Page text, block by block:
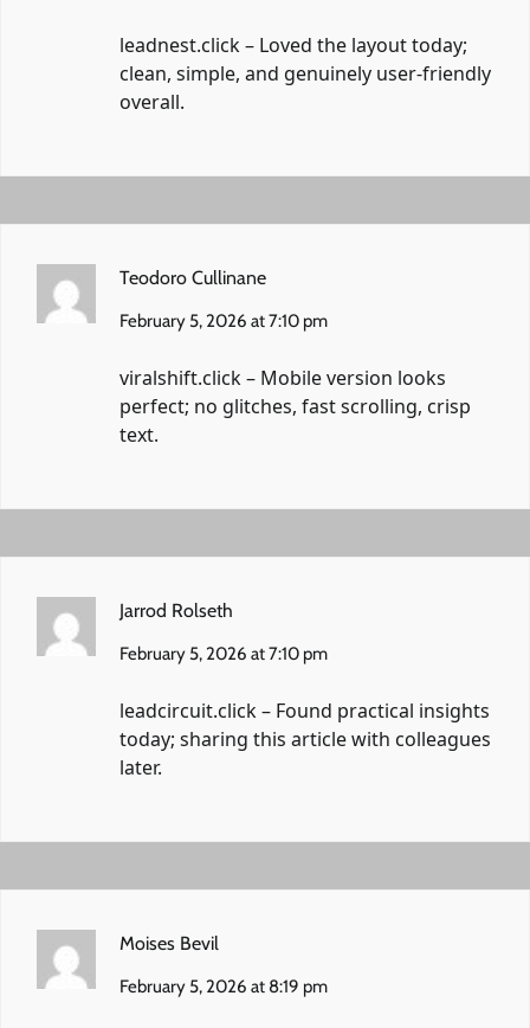
leadnest.click– Loved the layout today;
clean, simple, and genuinely user-friendly
overall.
Teodoro Cullinane
February 5, 2026 at 7:10 pm
viralshift.click– Mobile version looks
perfect; no glitches, fast scrolling, crisp
text.
Jarrod Rolseth
February 5, 2026 at 7:10 pm
leadcircuit.click– Found practical insights
today; sharing this article with colleagues
later.
Moises Bevil
February 5, 2026 at 8:19 pm